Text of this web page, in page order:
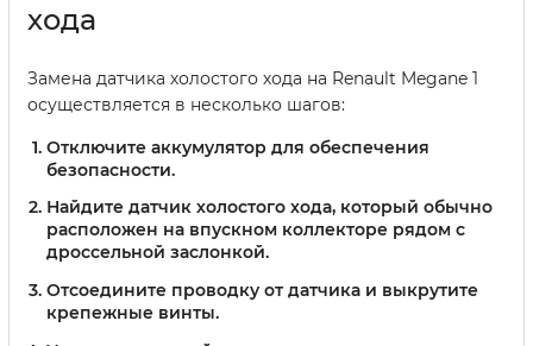
хода
Замена датчика холостого хода на Renault Megane 1
осуществляется в несколько шагов:
Отключите аккумулятор для обеспечения
безопасности.
Найдите датчик холостого хода, который обычно
расположен на впускном коллекторе рядом с
дроссельной заслонкой.
Отсоедините проводку от датчика и выкрутите
крепежные винты.